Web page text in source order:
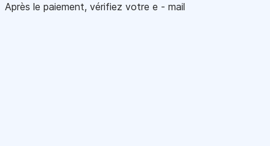
Après le paiement, vérifiez votre e - mail